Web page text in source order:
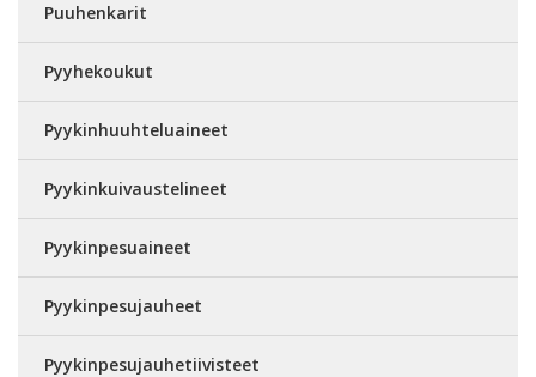
Puuhenkarit
Pyyhekoukut
Pyykinhuuhteluaineet
Pyykinkuivaustelineet
Pyykinpesuaineet
Pyykinpesujauheet
Pyykinpesujauhetiivisteet